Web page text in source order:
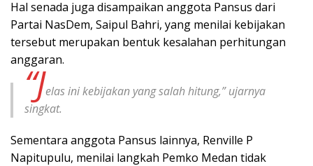
Hal senada juga disampaikan anggota Pansus dari
Partai NasDem, Saipul Bahri, yang menilai kebijakan
tersebut merupakan bentuk kesalahan perhitungan
anggaran.
“Jelas ini kebijakan yang salah hitung,” ujarnya
singkat.
Sementara anggota Pansus lainnya, Renville P
Napitupulu, menilai langkah Pemko Medan tidak